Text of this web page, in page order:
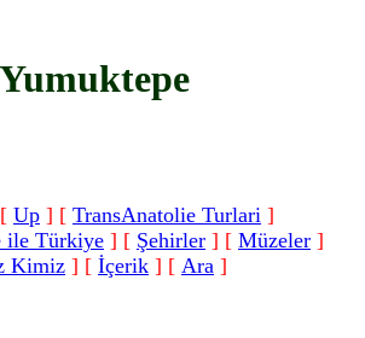
Yumuktepe
[ Up ] [ TransAnatolie Turlari ]
ile Türkiye ] [ Şehirler ] [ Müzeler ]
Kimiz ] [ İçerik ] [ Ara ]